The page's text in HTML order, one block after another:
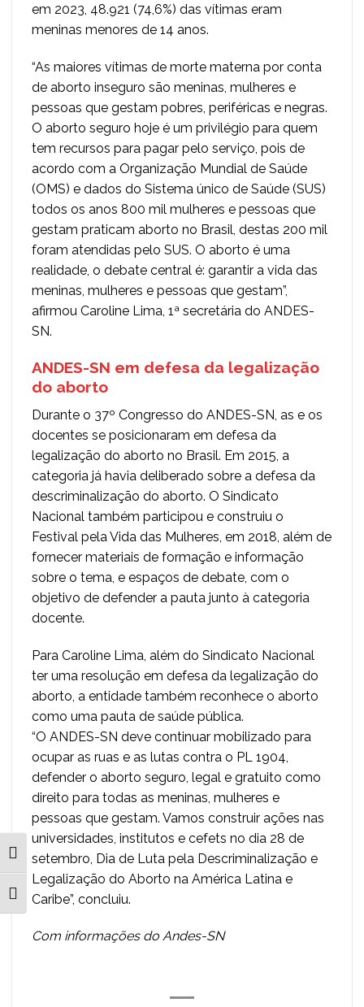
ALTERNAR ALTO CONTRASTE
ALTERNAR TAMANHO DA FONTE
em 2023, 48.921 (74,6%) das vítimas eram
meninas menores de 14 anos.
“As maiores vítimas de morte materna por conta
de aborto inseguro são meninas, mulheres e
pessoas que gestam pobres, periféricas e negras.
O aborto seguro hoje é um privilégio para quem
tem recursos para pagar pelo serviço, pois de
acordo com a Organização Mundial de Saúde
(OMS) e dados do Sistema único de Saúde (SUS)
todos os anos 800 mil mulheres e pessoas que
gestam praticam aborto no Brasil, destas 200 mil
foram atendidas pelo SUS. O aborto é uma
realidade, o debate central é: garantir a vida das
meninas, mulheres e pessoas que gestam”,
afirmou Caroline Lima, 1ª secretária do ANDES-
SN.
ANDES-SN em defesa da legalização
do aborto
Durante o 37º Congresso do ANDES-SN, as e os
docentes se posicionaram em defesa da
legalização do aborto no Brasil. Em 2015, a
categoria já havia deliberado sobre a defesa da
descriminalização do aborto. O Sindicato
Nacional também participou e construiu o
Festival pela Vida das Mulheres, em 2018, além de
fornecer materiais de formação e informação
sobre o tema, e espaços de debate, com o
objetivo de defender a pauta junto à categoria
docente.
Para Caroline Lima, além do Sindicato Nacional
ter uma resolução em defesa da legalização do
aborto, a entidade também reconhece o aborto
como uma pauta de saúde pública.
“O ANDES-SN deve continuar mobilizado para
ocupar as ruas e as lutas contra o PL 1904,
defender o aborto seguro, legal e gratuito como
direito para todas as meninas, mulheres e
pessoas que gestam. Vamos construir ações nas
universidades, institutos e cefets no dia 28 de
setembro, Dia de Luta pela Descriminalização e
Legalização do Aborto na América Latina e
Caribe”, concluiu.
Com informações do Andes-SN